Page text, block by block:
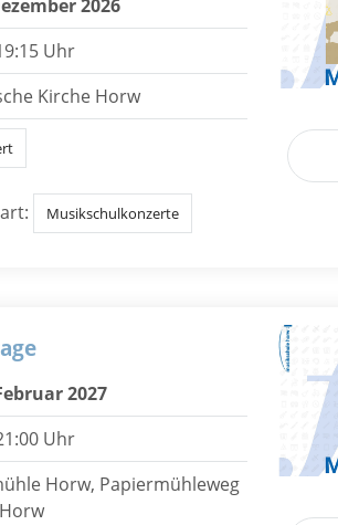
2026
Uhr
Kirche Horw
Musikschulkonzerte
2027
Uhr
Horw, Papiermühleweg